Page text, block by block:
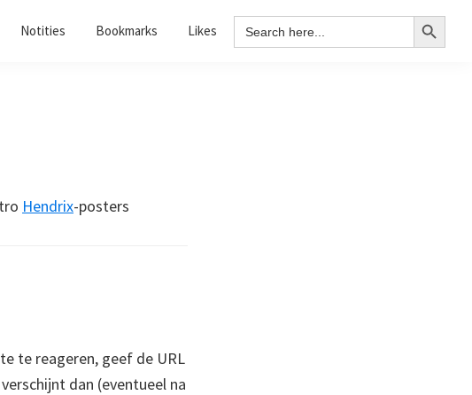
Notities Bookmarks Likes Search
for:
Search Button
Hendrix-posters
te reageren, geef de URL
dan (eventueel na